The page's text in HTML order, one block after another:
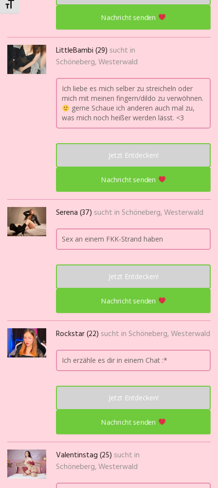
Schrift vergrößern
Nachricht senden
LittleBambi (29) sucht in
Schöneberg, Westerwald
Ich liebe es mich selber zu streicheln oder
mich mit meinen fingern/dildo zu verwöhnen.
gerne Schaue ich anderen auch mal zu,
was mich noch heißer werden lässt. <3
Jetzt Entdecken!
Nachricht senden
Serena (37) sucht in Schöneberg, Westerwald
Sex an einem FKK-Strand haben
Jetzt Entdecken!
Nachricht senden
Rockstar (22) sucht in Schöneberg, Westerwald
Ich erzähle es dir in einem Chat :*
Jetzt Entdecken!
Nachricht senden
Valentinstag (25) sucht in
Schöneberg, Westerwald